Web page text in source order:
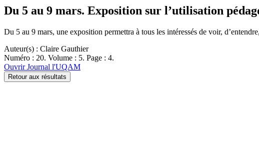
Du 5 au 9 mars. Exposition sur l’utilisation
Du 5 au 9 mars, une exposition permettra à tous les intéressés de voir,
Auteur(s) : Claire Gauthier
Numéro : 20. Volume : 5. Page : 4.
Ouvrir Journal l'UQAM
Retour aux résultats